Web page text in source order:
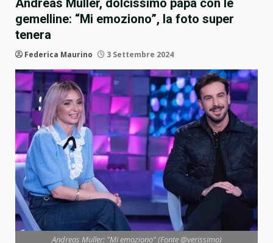
Andreas Muller, dolcissimo papà con le
gemelline: “Mi emoziono”, la foto super
tenera
Federica Maurino 3 Settembre 2024
Andreas Muller: "Mi emoziono" (Fonte @verissimo)